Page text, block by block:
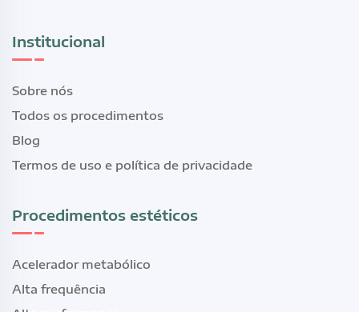
Institucional
Sobre nós
Todos os procedimentos
Blog
Termos de uso e política de privacidade
Procedimentos estéticos
Acelerador metabólico
Alta frequência